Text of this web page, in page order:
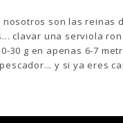
nosotros son las reinas
clavar una serviola
30 g en apenas 6-7
y si ya eres